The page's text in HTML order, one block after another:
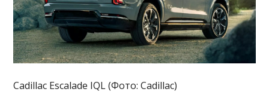
Cadillac Escalade IQL (Фото: Cadillac)